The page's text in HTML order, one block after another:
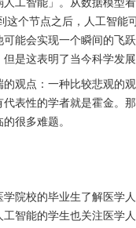
这个节点之后，人工智
能会实现一个瞬间的飞
是这表明了当今科学发展
观点：一种比较悲观的
表性的学者就是霍金。
很多难题。
院校的毕业生了解医学
智能的学生也关注医学